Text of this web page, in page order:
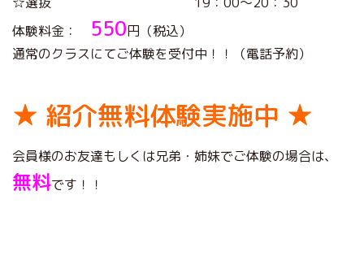
体験料金： 550円（税込）
通常のクラスにてご体験を受付中！！（電話予約）
★ 紹介無料体験実施中 ★
会員様のお友達もしくは兄弟・姉妹でご体験の場合は、
無料です！！